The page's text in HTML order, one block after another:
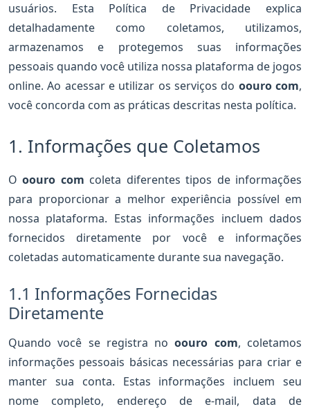
usuários. Esta Política de Privacidade explica
detalhadamente como coletamos, utilizamos,
armazenamos e protegemos suas informações
pessoais quando você utiliza nossa plataforma de jogos
online. Ao acessar e utilizar os serviços do oouro com,
você concorda com as práticas descritas nesta política.
1. Informações que Coletamos
Ooouro com coleta diferentes tipos de informações
para proporcionar a melhor experiência possível em
nossa plataforma. Estas informações incluem dados
fornecidos diretamente por você e informações
coletadas automaticamente durante sua navegação.
1.1 Informações Fornecidas
Diretamente
Quando você se registra nooouro com, coletamos
informações pessoais básicas necessárias para criar e
manter sua conta. Estas informações incluem seu
nome completo, endereço de e-mail, data de